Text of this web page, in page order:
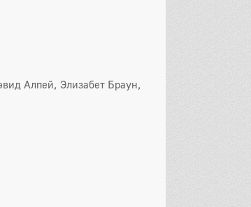
Алпей, Элизабет Браун,